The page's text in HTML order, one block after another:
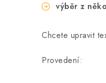
výběr z
Chcete upravit
Provedení: